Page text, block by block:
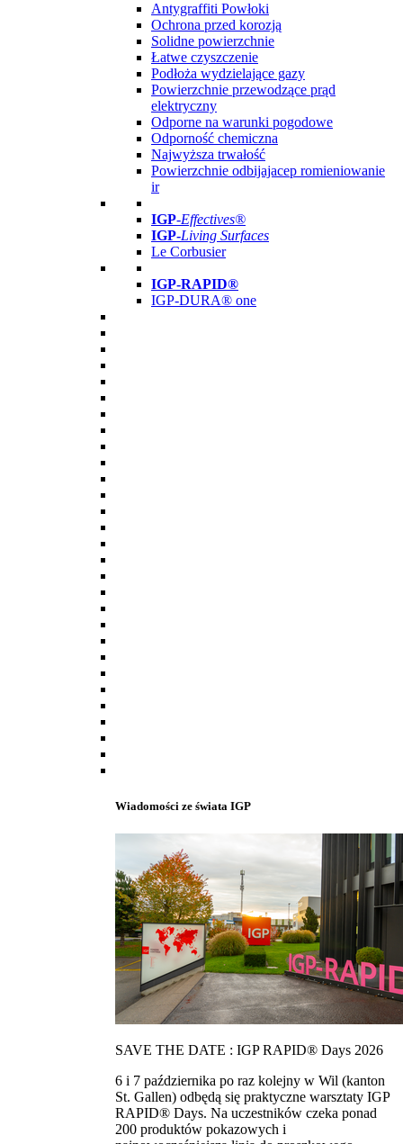
Antygraffiti Powłoki
Ochrona przed korozją
Solidne powierzchnie
Łatwe czyszczenie
Podłoża wydzielające gazy
Powierzchnie przewodzące prąd
elektryczny
Odporne na warunki pogodowe
Odporność chemiczna
Najwyższa trwałość
Powierzchnie odbijajacep romieniowanie
ir
IGP-Effectives®
IGP-Living Surfaces
Le Corbusier
IGP-RAPID®
IGP-DURA® one
Wiadomości ze świata IGP
SAVE THE DATE : IGP RAPID® Days 2026
6 i 7 października po raz kolejny w Wil (kanton
St. Gallen) odbędą się praktyczne warsztaty IGP
RAPID® Days. Na uczestników czeka ponad
200 produktów pokazowych i